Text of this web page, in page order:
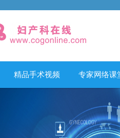
精品手术视频 专家网络课